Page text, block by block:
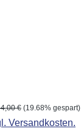
Preis:
€ (19.68% gespart)
Versandkosten.